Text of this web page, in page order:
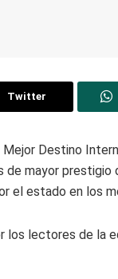
Twitter
Destino
de mayor
el estado en los
los lectores de la